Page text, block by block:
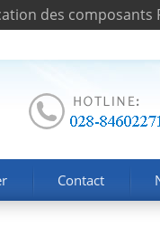
des composants
Contact